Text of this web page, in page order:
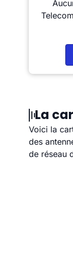
La
Voici la
des
de réseau